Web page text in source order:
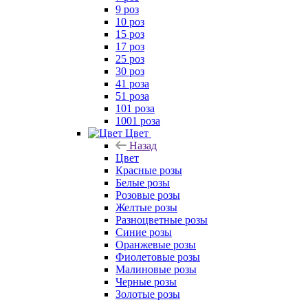
9 роз
10 роз
15 роз
17 роз
25 роз
30 роз
41 роза
51 роза
101 роза
1001 роза
Цвет
Назад
Цвет
Красные розы
Белые розы
Розовые розы
Желтые розы
Разноцветные розы
Синие розы
Оранжевые розы
Фиолетовые розы
Малиновые розы
Черные розы
Золотые розы